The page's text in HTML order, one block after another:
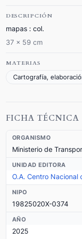
DESCRIPCIÓN
mapas : col.
37 x 59 cm
MATERIAS
Cartografía,
FICHA TÉCNICA
ORGANISMO
Ministerio de
UNIDAD EDITORA
O.A. Centro Nacional
NIPO
19825020X-0374
AÑO
2025